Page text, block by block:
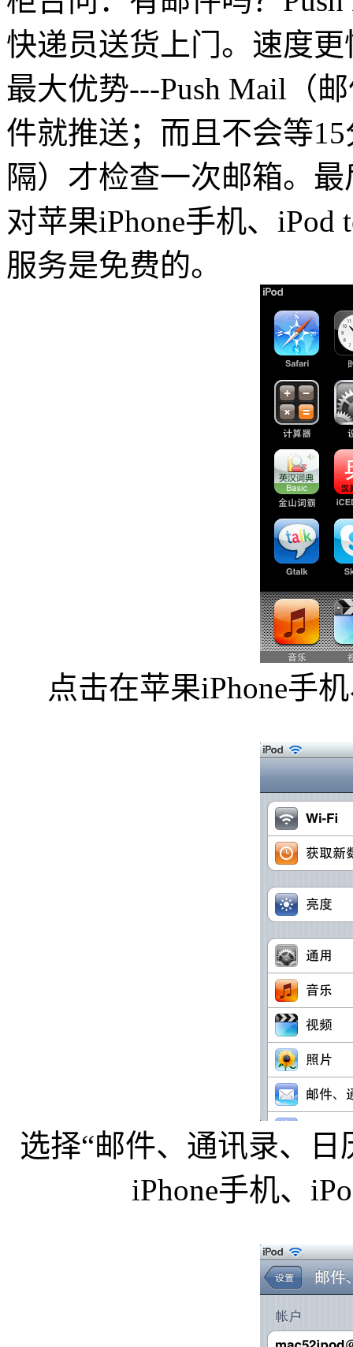
快递员送货上门。速度
最大优势---Push Mail（
件就推送；而且不会等
隔）才检查一次邮箱。最
对苹果iPhone手机、iPod
服务是免费的。
点击在苹果iPhone手
选择“邮件、通讯录、
iPhone手机、